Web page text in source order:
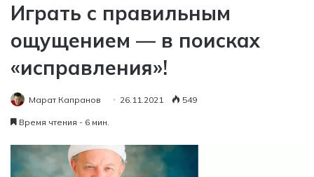
Играть с правильным
ощущением — в поисках
«исправления»!
Марат Капранов 26.11.2021 549
Время чтения - 6 мин.